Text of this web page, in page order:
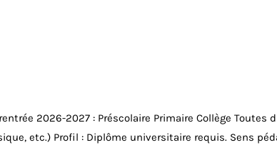
2026-2027 : Préscolaire Primaire Collège Toutes
etc.) Profil : Diplôme universitaire requis. Sens